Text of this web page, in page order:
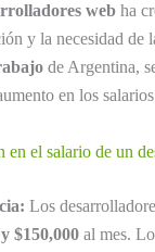
web ha
y la necesidad de
de Argentina,
en los
en el salario de un
Los
$150,000 al mes.